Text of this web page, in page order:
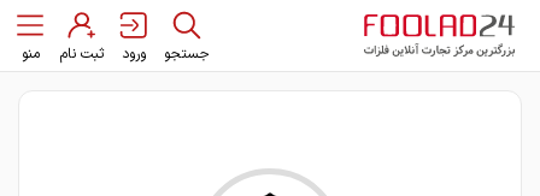
جستجو ورود ثبت نام منو